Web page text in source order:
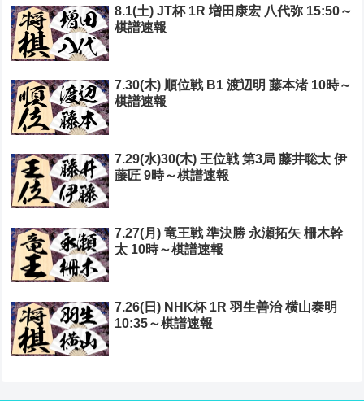
8.1(土) JT杯 1R 増田康宏 八代弥 15:50～
棋譜速報
7.30(木) 順位戦 B1 渡辺明 藤本渚 10時～
棋譜速報
7.29(水)30(木) 王位戦 第3局 藤井聡太 伊
藤匠 9時～棋譜速報
7.27(月) 竜王戦 準決勝 永瀬拓矢 柵木幹
太 10時～棋譜速報
7.26(日) NHK杯 1R 羽生善治 横山泰明
10:35～棋譜速報